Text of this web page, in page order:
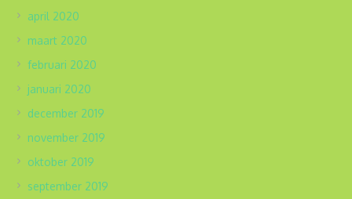
april 2020
maart 2020
februari 2020
januari 2020
december 2019
november 2019
oktober 2019
september 2019